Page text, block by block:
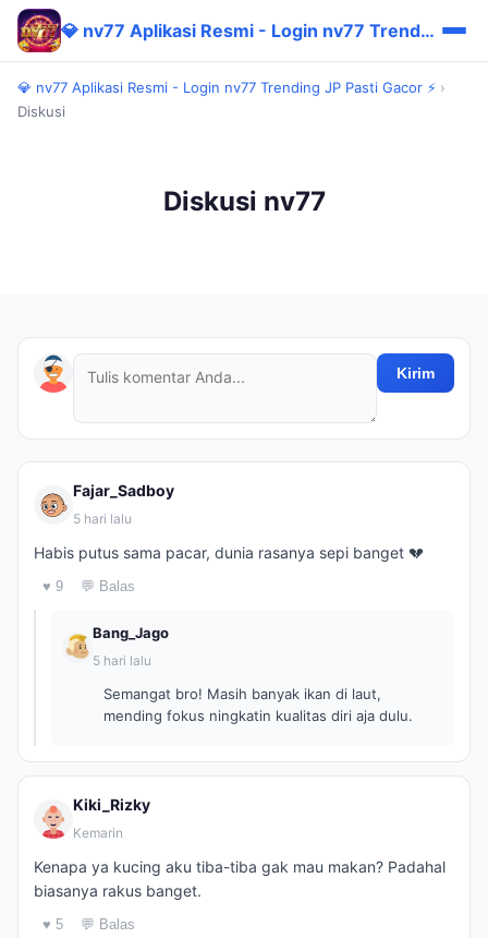
💎 nv77 Aplikasi Resmi - Login nv77 Trending JP Pasti Gacor ⚡
💎 nv77 Aplikasi Resmi - Login nv77 Trending JP Pasti Gacor ⚡ ›
Diskusi
Diskusi nv77
Kirim
Fajar_Sadboy
5 hari lalu
Habis putus sama pacar, dunia rasanya sepi banget 💔
♥ 9 💬 Balas
Bang_Jago
5 hari lalu
Semangat bro! Masih banyak ikan di laut,
mending fokus ningkatin kualitas diri aja dulu.
Kiki_Rizky
Kemarin
Kenapa ya kucing aku tiba-tiba gak mau makan? Padahal
biasanya rakus banget.
♥ 5 💬 Balas